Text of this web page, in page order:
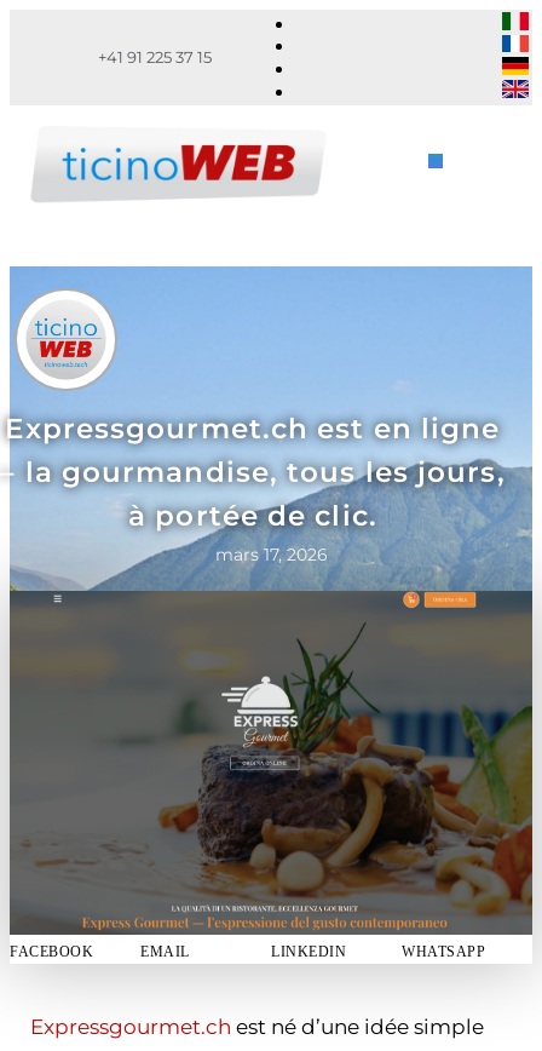
+41 91 225 37 15
Expressgourmet.ch est en ligne
– la gourmandise, tous les jours,
à portée de clic.
mars 17, 2026
FACEBOOK EMAIL LINKEDIN WHATSAPP
Expressgourmet.ch est né d’une idée simple